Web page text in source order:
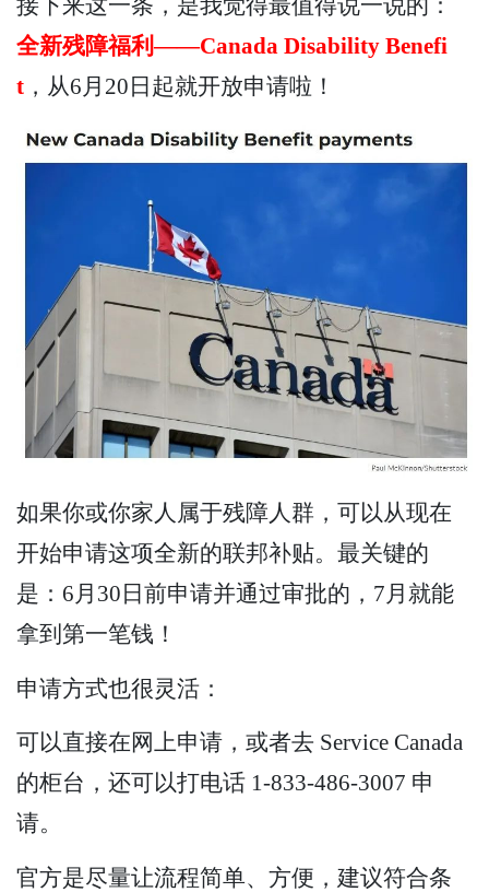
全新残障福利——Canada Disability Benefi
t ，从6月20日起就开放申请啦！
如果你或你家人属于残障人群，可以从现在
开始申请这项全新的联邦补贴。最关键的
是：6月30日前申请并通过审批的，7月就能
拿到第一笔钱！
申请方式也很灵活：
可以直接在网上申请，或者去 Service Canada
的柜台，还可以打电话 1-833-486-3007 申
请。
官方是尽量让流程简单、方便，建议符合条